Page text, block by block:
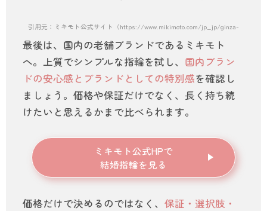
引用元：ミキモト公式サイト（https://www.mikimoto.com/jp_jp/ginza-main-
最後は、国内の老舗ブランドであるミキモト
へ。上質でシンプルな指輪を試し、 国内ブラン
ドの安心感とブランドとしての特別感を確認し
ましょう。価格や保証だけでなく、長く持ち続
けたいと思えるかまで比べられます。
ミキモト公式HPで
結婚指輪を見る
価格だけで決めるのではなく、保証・選択肢・